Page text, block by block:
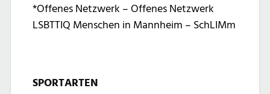
*Offenes Netzwerk – Offenes Netzwerk
LSBTTIQ Menschen in Mannheim – SchLIMm
SPORTARTEN